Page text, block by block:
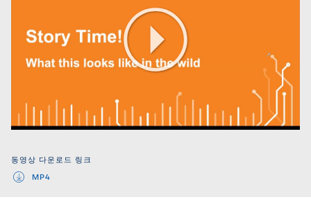
Play
Video
동영상 다운로드 링크
MP4